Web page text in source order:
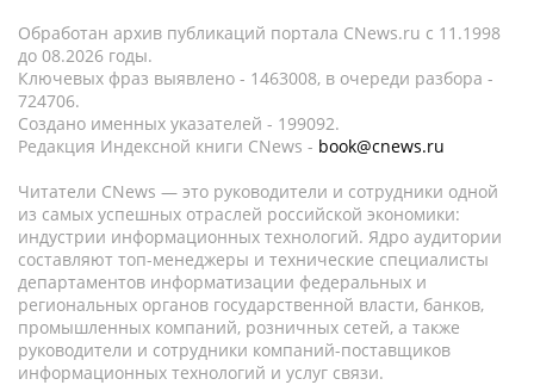
Обработан архив публикаций портала CNews.ru c 11.1998
до 08.2026 годы.
Ключевых фраз выявлено - 1463008, в очереди разбора -
724706.
Создано именных указателей - 199092.
Редакция Индексной книги CNews - book@cnews.ru
Читатели CNews — это руководители и сотрудники одной
из самых успешных отраслей российской экономики:
индустрии информационных технологий. Ядро аудитории
составляют топ-менеджеры и технические специалисты
департаментов информатизации федеральных и
региональных органов государственной власти, банков,
промышленных компаний, розничных сетей, а также
руководители и сотрудники компаний-поставщиков
информационных технологий и услуг связи.